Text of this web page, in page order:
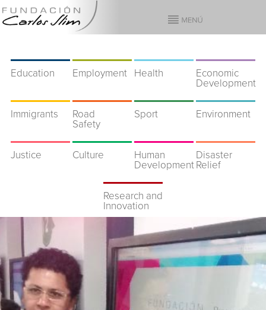
Education Employment Health
Economic
Development
Immigrants
Road
Safety
Sport Environment
Justice Culture
Human
Development
Disaster
Relief
Research and
Innovation